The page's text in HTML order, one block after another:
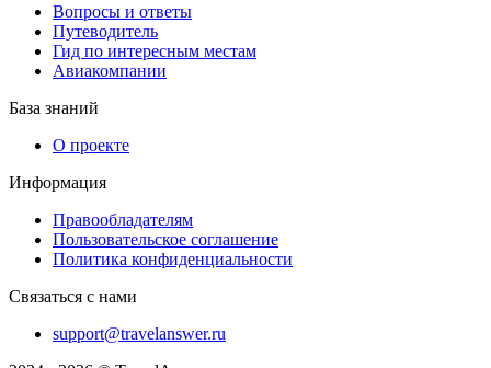
Вопросы и ответы
Путеводитель
Гид по интересным местам
Авиакомпании
База знаний
О проекте
Информация
Правообладателям
Пользовательское соглашение
Политика конфиденциальности
Связаться с нами
support@travelanswer.ru